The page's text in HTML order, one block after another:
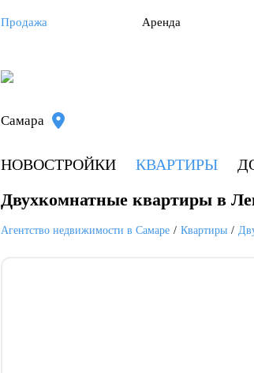
Продажа Аренда
Самара
НОВОСТРОЙКИ КВАРТИРЫ
Двухкомнатные квартиры в
Агентство недвижимости в Самаре Квартиры